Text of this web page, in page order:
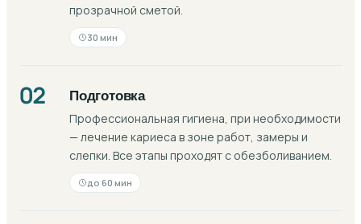
прозрачной сметой.
30 мин
02 Подготовка
Профессиональная гигиена, при необходимости
— лечение кариеса в зоне работ, замеры и
слепки. Все этапы проходят с обезболиванием.
до 60 мин